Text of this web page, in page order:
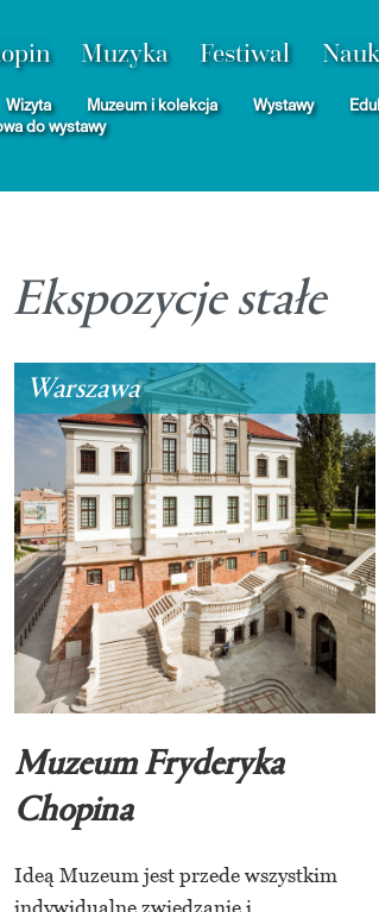
Muzyka Festiwal
Wizyta Muzeum i kolekcja Wystawy
do wystawy
Ekspozycje stałe
Warszawa
Muzeum Fryderyka
Chopina
Ideą Muzeum jest przede wszystkim